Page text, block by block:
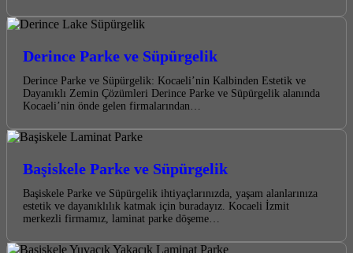
Derince Parke ve Süpürgelik
Derince Parke ve Süpürgelik: Kocaeli’nin Kalbinden Estetik ve
Dayanıklı Zemin Çözümleri Derince Parke ve Süpürgelik alanında
Kocaeli’nin önde gelen firmalarından…
Başiskele Parke ve Süpürgelik
Başiskele Parke ve Süpürgelik ihtiyaçlarınızda, yaşam alanlarınıza
estetik ve dayanıklılık katmak için buradayız. Kocaeli İzmit
merkezli firmamız, laminat parke döşeme…